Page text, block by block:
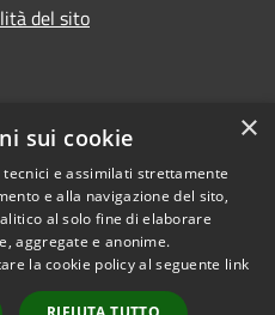
del sito
Copyright © 2026 • Town of •
Municipium
×
sui cookie
e assimilati strettamente
e alla navigazione del sito,
al solo fine di elaborare
aggregate e anonime.
la cookie policy al seguente link